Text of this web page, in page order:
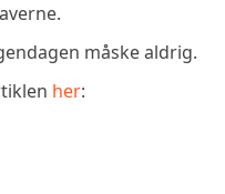
måske aldrig.
her: